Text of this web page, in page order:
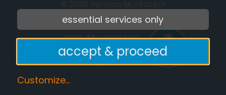
mvp.de- Urlaub in
Mecklenburg-
Vorpommern
Customize...
essential services only
accept & proceed